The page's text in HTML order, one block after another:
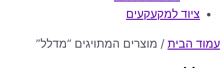
ציוד למקעקעים
עמוד הבית / מוצרים המתויגים “מדלל”